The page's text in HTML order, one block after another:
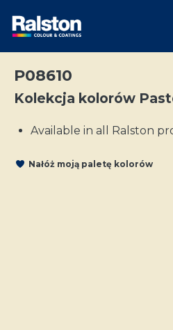
P08610
Kolekcja kolorów
Available in all Ralston
Nałóż moją paletę kolorów